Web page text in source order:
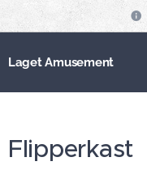
Laget Amusement
Flipperkast